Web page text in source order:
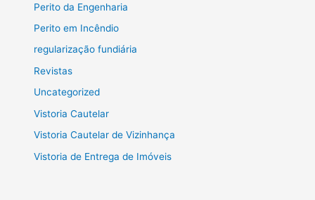
Perito da Engenharia
Perito em Incêndio
regularização fundiária
Revistas
Uncategorized
Vistoria Cautelar
Vistoria Cautelar de Vizinhança
Vistoria de Entrega de Imóveis